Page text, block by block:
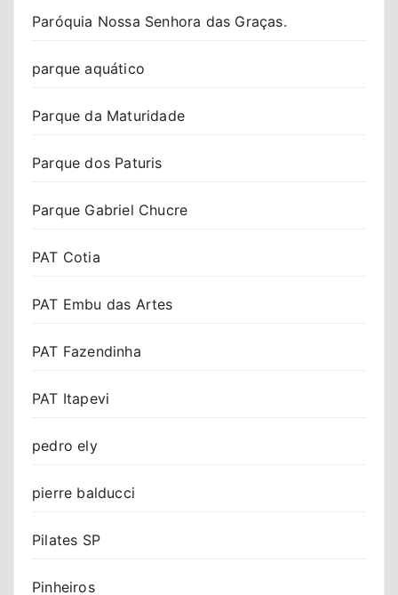
Paróquia Nossa Senhora das Graças.
parque aquático
Parque da Maturidade
Parque dos Paturis
Parque Gabriel Chucre
PAT Cotia
PAT Embu das Artes
PAT Fazendinha
PAT Itapevi
pedro ely
pierre balducci
Pilates SP
Pinheiros